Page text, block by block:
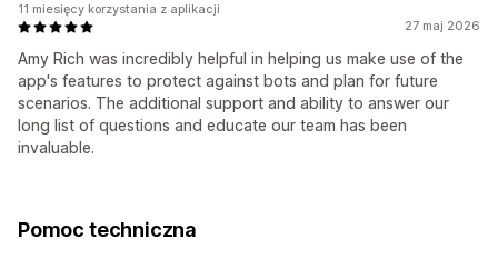
27 maj 2026
Amy Rich was incredibly helpful in helping us make use of the
app's features to protect against bots and plan for future
scenarios. The additional support and ability to answer our
long list of questions and educate our team has been
invaluable.
11 miesięcy korzystania z aplikacji
Pomoc techniczna